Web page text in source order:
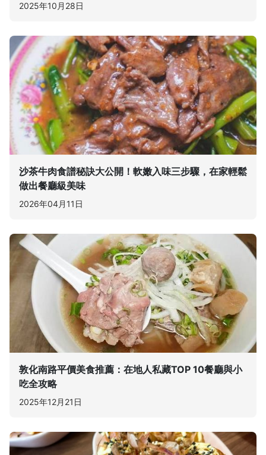
2025年10月28日
沙茶牛肉食譜秘訣大公開！軟嫩入味三步驟，在家輕鬆
做出餐廳級美味
2026年04月11日
敦化南路平價美食推薦：在地人私藏TOP 10餐廳與小
吃全攻略
2025年12月21日